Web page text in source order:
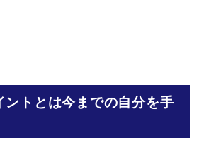
ントとは今までの自分を手